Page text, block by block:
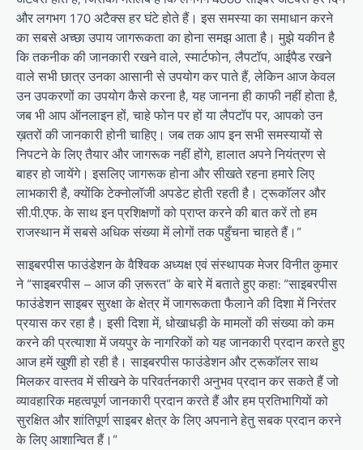
और लगभग 170 अटैक्स हर घंटे होते हैं। इस समस्या का समाधान करने
का सबसे अच्छा उपाय जागरूकता का होना समझ आता है। मुझे यकीन है
कि तकनीक की जानकारी रखने वाले, स्मार्टफोन, लैपटॉप, आईपैड रखने
वाले सभी छात्र उनका आसानी से उपयोग कर पाते हैं, लेकिन आज केवल
उन उपकरणों का उपयोग कैसे करना है, यह जानना ही काफी नहीं होता है,
जब भी आप ऑनलाइन हों, चाहे फोन पर हों या लैपटॉप पर, आपको उन
ख़तरों की जानकारी होनी चाहिए। जब तक आप इन सभी समस्यायों से
निपटने के लिए तैयार और जागरूक नहीं होंगे, हालात अपने नियंत्रण से
बाहर हो जायेंगे। इसलिए जागरूक होना और सीखते रहना हमारे लिए
लाभकारी है, क्योंकि टेक्नोलॉजी अपडेट होती रहती है। ट्रूकॉलर और
सी.पी.एफ. के साथ इन प्रशिक्षणों को प्राप्त करने की बात करें तो हम
राजस्थान में सबसे अधिक संख्या में लोगों तक पहुँचना चाहते हैं।”
साइबरपीस फाउंडेशन के वैश्विक अध्यक्ष एवं संस्थापक मेजर विनीत कुमार
ने “साइबरपीस – आज की ज़रूरत” के बारे में बताते हुए कहा: “साइबरपीस
फाउंडेशन साइबर सुरक्षा के क्षेत्र में जागरूकता फैलाने की दिशा में निरंतर
प्रयास कर रहा है। इसी दिशा में, धोखाधड़ी के मामलों की संख्या को कम
करने की प्रत्याशा में जयपुर के नागरिकों को यह जानकारी प्रदान करते हुए
आज हमें खुशी हो रही है। साइबरपीस फाउंडेशन और ट्रूकॉलर साथ
मिलकर वास्तव में सीखने के परिवर्तनकारी अनुभव प्रदान कर सकते हैं जो
व्यावहारिक महत्वपूर्ण जानकारी प्रदान करते हैं और हम प्रतिभागियों को
सुरक्षित और शांतिपूर्ण साइबर क्षेत्र के लिए अपनाने हेतु सबक प्रदान करने
के लिए आशान्वित हैं।”